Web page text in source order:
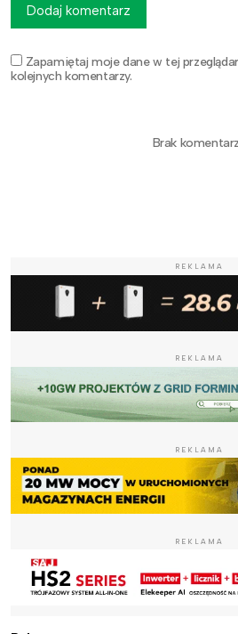
Zapamiętaj moje dane w tej
kolejnych komentarzy.
Dodaj komentarz
Brak
REKLAMA
REKLAMA
REKLAMA
REKLAMA